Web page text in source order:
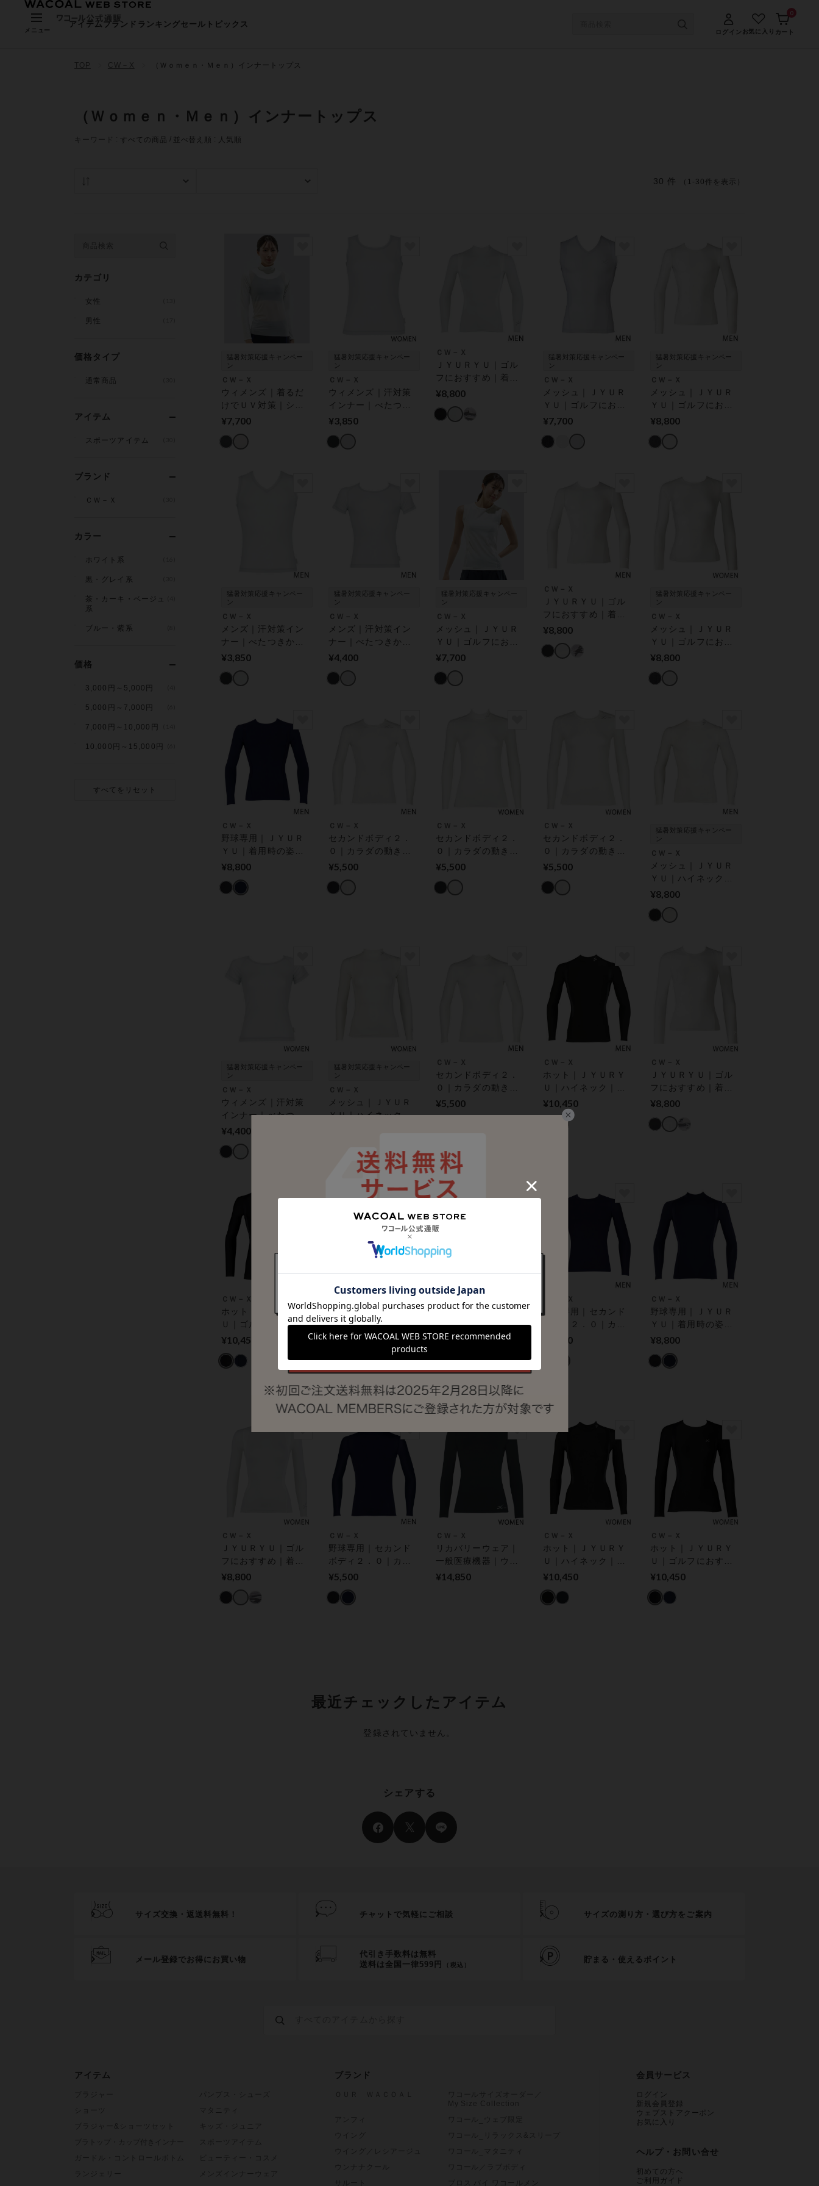
メニュー
アイテム ブランド ランキングセール トピックス
ログイン お気に入り カート
0
TOP CW－X （Ｗｏｍｅｎ・Ｍｅｎ）インナートップス
（Ｗｏｍｅｎ・Ｍｅｎ）インナートップス
キーワード すべての商品 並べ替え順 人気順
30 件 （1-30件を表示）
カテゴリ
女性
男性
価格タイプ
通常商品
アイテム
スポーツアイテム
ブランド
ＣＷ－Ｘ
カラー
ホワイト系
黒・グレイ系
茶・カーキ・ベージュ
系
ブルー・紫系
価格
3,000円～5,000円
5,000円～7,000円
7,000円～10,000円
10,000円～15,000円
すべてをリセット
猛暑対策応援キャンペー
ン
ＣＷ－Ｘ
ウィメンズ｜着るだ
けでＵＶ対策｜シア
ー切り替え｜ スポー
¥7,700
猛暑対策応援キャンペー
ン
ＣＷ－Ｘ
ウィメンズ｜汗対策
インナー｜べたつき
からの解放｜ 機能性
¥3,850
ＣＷ－Ｘ
ＪＹＵＲＹＵ｜ゴル
フにおすすめ｜着用
時の姿勢をととの
ーズに｜ 機能性トッ
¥8,800
猛暑対策応援キャンペー
ン
ＣＷ－Ｘ
メッシュ｜ＪＹＵＲ
ＹＵ｜ゴルフにおす
すめ｜着用時の姿勢
きをスムーズに｜ 機
¥7,700
猛暑対策応援キャンペー
ン
ＣＷ－Ｘ
メッシュ｜ＪＹＵＲ
ＹＵ｜ゴルフにおす
すめ｜着用時の姿勢
きをスムーズに｜ 機
¥8,800
猛暑対策応援キャンペー
ン
ＣＷ－Ｘ
メンズ｜汗対策イン
ナー｜べたつきから
の解放｜ 機能性トッ
¥3,850
猛暑対策応援キャンペー
ン
ＣＷ－Ｘ
メンズ｜汗対策イン
ナー｜べたつきから
の解放｜ 機能性トッ
¥4,400
猛暑対策応援キャンペー
ン
ＣＷ－Ｘ
メッシュ｜ＪＹＵＲ
ＹＵ｜ゴルフにおす
すめ｜着用時の姿勢
きをスムーズに｜ 機
¥7,700
ＣＷ－Ｘ
ＪＹＵＲＹＵ｜ゴル
フにおすすめ｜着用
時の姿勢をととの
ーズに｜ 機能性トッ
¥8,800
猛暑対策応援キャンペー
ン
ＣＷ－Ｘ
メッシュ｜ＪＹＵＲ
ＹＵ｜ゴルフにおす
すめ｜着用時の姿勢
きをスムーズに｜ 機
¥8,800
ＣＷ－Ｘ
野球専用｜ＪＹＵＲ
ＹＵ｜着用時の姿勢
をととのえ、肩の動
能性トップス
¥8,800
ＣＷ－Ｘ
セカンドボディ２．
０｜カラダの動きを
さまたげにくいトッ
機能性トップス
¥5,500
ＣＷ－Ｘ
セカンドボディ２．
０｜カラダの動きを
さまたげにくいトッ
機能性トップス
¥5,500
ＣＷ－Ｘ
セカンドボディ２．
０｜カラダの動きを
さまたげにくいトッ
機能性トップス
¥5,500
猛暑対策応援キャンペー
ン
ＣＷ－Ｘ
メッシュ｜ＪＹＵＲ
ＹＵ｜ハイネック｜
ゴルフにおすすめ｜
のえ、肩の動きをス
¥8,800
猛暑対策応援キャンペー
ン
ＣＷ－Ｘ
ウィメンズ｜汗対策
インナー｜べたつき
からの解放｜ 機能性
¥4,400
猛暑対策応援キャンペー
ン
ＣＷ－Ｘ
メッシュ｜ＪＹＵＲ
ＹＵ｜ハイネック｜
のえ、肩の動きをス
ムーズに｜ 機能性ト
ＣＷ－Ｘ
セカンドボディ２．
０｜カラダの動きを
さまたげにくいトッ
プス｜【環境配慮】
¥5,500
ＣＷ－Ｘ
ホット｜ＪＹＵＲＹ
Ｕ｜ハイネック｜ゴ
ルフにおすすめ｜着
用時の姿勢をととの
¥10,450
ＣＷ－Ｘ
ＪＹＵＲＹＵ｜ゴル
フにおすすめ｜着用
時の姿勢をととの
ーズに｜ 機能性トッ
¥8,800
ＣＷ－Ｘ
ホット｜ＪＹＵＲＹ
Ｕ｜ゴルフにおすす
め｜着用時の姿勢を
をスムーズに｜ 機能
¥10,450
猛暑対策応援キャンペー
ン
ＣＷ－Ｘ
メッシュ｜ＪＹＵＲ
ＹＵ｜ゴルフにおす
きをスムーズに｜ 機
能性トップス
¥8,250
リカバリーウェア｜
一般医療機器｜メン
ズ【運動前後・日常
ＶＥＲＹ トップス
¥14,850
ＣＷ－Ｘ
野球専用｜セカンド
ボディ２．０｜カラ
ダの動きをさまたげ
【環境配慮】 機能性
¥5,500
ＣＷ－Ｘ
野球専用｜ＪＹＵＲ
ＹＵ｜着用時の姿勢
をととのえ、肩の動
能性トップス
¥8,800
ＣＷ－Ｘ
ＪＹＵＲＹＵ｜ゴル
フにおすすめ｜着用
時の姿勢をととの
ーズに｜ 機能性トッ
¥8,800
ＣＷ－Ｘ
野球専用｜セカンド
ボディ２．０｜カラ
ダの動きをさまたげ
慮】 機能性トップス
¥5,500
ＣＷ－Ｘ
リカバリーウェア｜
一般医療機器｜ウィ
メンズ【運動前後・
¥14,850
ＣＷ－Ｘ
ホット｜ＪＹＵＲＹ
Ｕ｜ハイネック｜ゴ
ルフにおすすめ｜着
え、肩の動きをスム
¥10,450
ＣＷ－Ｘ
ホット｜ＪＹＵＲＹ
Ｕ｜ゴルフにおすす
め｜着用時の姿勢を
をスムーズに｜ 機能
¥10,450
最近チェックしたアイテム
登録されていません。
シェアする
サイズ交換・返送料無料！ チャットで気軽にご相談 サイズの測り方・選び方をご案内
メール登録でお得にお買い物
代引き手数料は無料
送料は全国一律599円
（税込）
貯まる・使えるポイント
アイテム ブランド 会員サービス
ログイン
新規会員登録
ウェブストアクーポン
お気に入り
ヘルプ・お問い合せ
初めての方へ
ご利用ガイド